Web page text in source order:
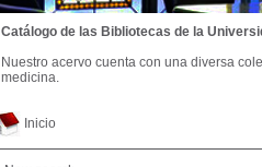
Inicio
Catálogo de las Bibliotecas de la
Nuestro acervo cuenta con una diversa
medicina.